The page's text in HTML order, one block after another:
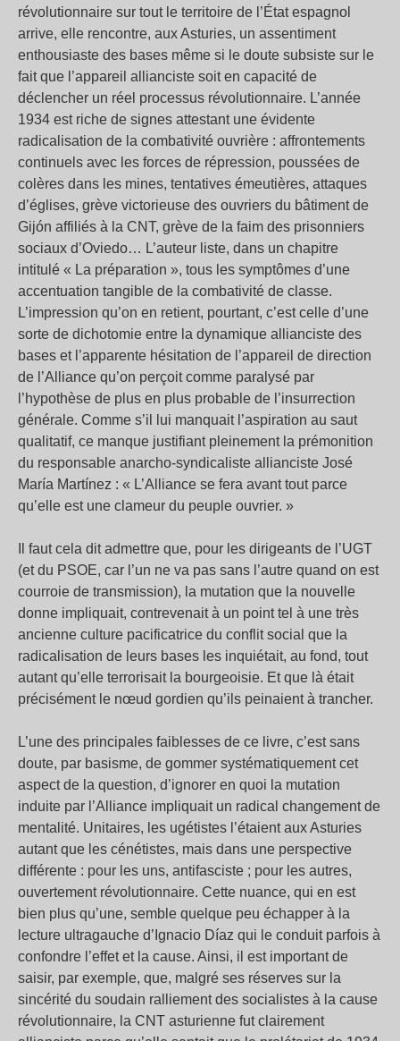
révolutionnaire sur tout le territoire de l’État espagnol
arrive, elle rencontre, aux Asturies, un assentiment
enthousiaste des bases même si le doute subsiste sur le
fait que l’appareil allianciste soit en capacité de
déclencher un réel processus révolutionnaire. L’année
1934 est riche de signes attestant une évidente
radicalisation de la combativité ouvrière : affrontements
continuels avec les forces de répression, poussées de
colères dans les mines, tentatives émeutières, attaques
d’églises, grève victorieuse des ouvriers du bâtiment de
Gijón affiliés à la CNT, grève de la faim des prisonniers
sociaux d’Oviedo… L’auteur liste, dans un chapitre
intitulé « La préparation », tous les symptômes d’une
accentuation tangible de la combativité de classe.
L’impression qu’on en retient, pourtant, c’est celle d’une
sorte de dichotomie entre la dynamique allianciste des
bases et l’apparente hésitation de l’appareil de direction
de l’Alliance qu’on perçoit comme paralysé par
l’hypothèse de plus en plus probable de l’insurrection
générale. Comme s’il lui manquait l’aspiration au saut
qualitatif, ce manque justifiant pleinement la prémonition
du responsable anarcho-syndicaliste allianciste José
María Martínez : « L’Alliance se fera avant tout parce
qu’elle est une clameur du peuple ouvrier. »
Il faut cela dit admettre que, pour les dirigeants de l’UGT
(et du PSOE, car l’un ne va pas sans l’autre quand on est
courroie de transmission), la mutation que la nouvelle
donne impliquait, contrevenait à un point tel à une très
ancienne culture pacificatrice du conflit social que la
radicalisation de leurs bases les inquiétait, au fond, tout
autant qu’elle terrorisait la bourgeoisie. Et que là était
précisément le nœud gordien qu’ils peinaient à trancher.
L’une des principales faiblesses de ce livre, c’est sans
doute, par basisme, de gommer systématiquement cet
aspect de la question, d’ignorer en quoi la mutation
induite par l’Alliance impliquait un radical changement de
mentalité. Unitaires, les ugétistes l’étaient aux Asturies
autant que les cénétistes, mais dans une perspective
différente : pour les uns, antifasciste ; pour les autres,
ouvertement révolutionnaire. Cette nuance, qui en est
bien plus qu’une, semble quelque peu échapper à la
lecture ultragauche d’Ignacio Díaz qui le conduit parfois à
confondre l’effet et la cause. Ainsi, il est important de
saisir, par exemple, que, malgré ses réserves sur la
sincérité du soudain ralliement des socialistes à la cause
révolutionnaire, la CNT asturienne fut clairement